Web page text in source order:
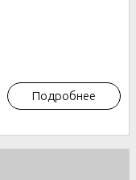
Подробнее